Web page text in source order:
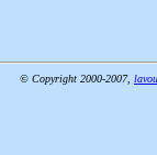
© Copyright 2000-2007,